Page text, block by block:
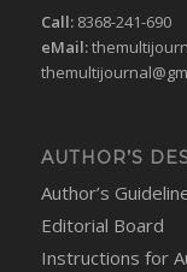
Call: 8368-241-690
eMail:
AUTHOR’S
Author’s
Editorial Board
Instructions for